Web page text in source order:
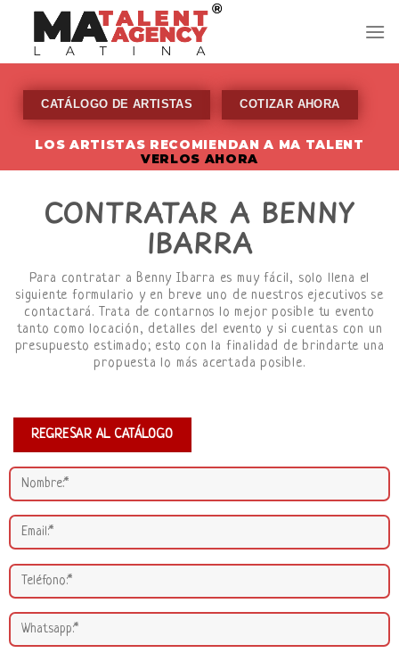
content
CATÁLOGO DE ARTISTAS COTIZAR AHORA
LOS ARTISTAS RECOMIENDAN A MA TALENT
VERLOS AHORA
CONTRATAR A BENNY
IBARRA
Para contratar a Benny Ibarra es muy fácil, solo llena el
siguiente formulario y en breve uno de nuestros ejecutivos se
contactará. Trata de contarnos lo mejor posible tu evento
tanto como locación, detalles del evento y si cuentas con un
presupuesto estimado; esto con la finalidad de brindarte una
propuesta lo más acertada posible.
REGRESAR AL CATÁLOGO